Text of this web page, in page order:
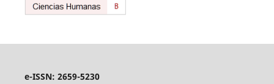
e-ISSN: 2659-5230